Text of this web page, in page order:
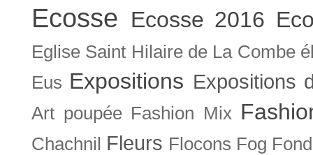
Ecosse Ecosse 2016
Eglise Saint Hilaire de La Combe
Eus Expositions Expositions
Art poupée Fashion Mix
Chachnil Fleurs Flocons Fog